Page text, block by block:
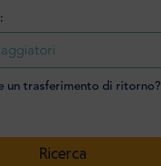
:
Minuto
Confermare
un trasferimento di ritorno?
Ricerca